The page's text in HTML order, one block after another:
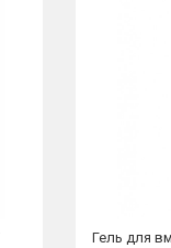
Гель для